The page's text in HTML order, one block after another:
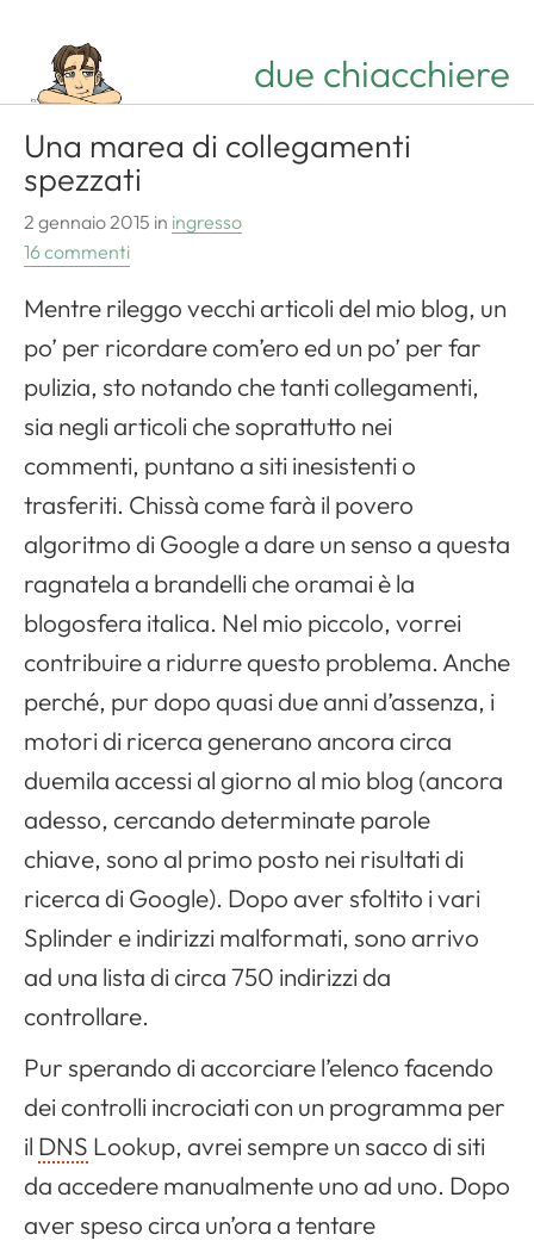
due chiacchiere
Una marea di collegamenti
spezzati
2 gennaio 2015 in ingresso
16 commenti
Mentre rileggo vecchi articoli del mio blog, un
po’ per ricordare com’ero ed un po’ per far
pulizia, sto notando che tanti collegamenti,
sia negli articoli che soprattutto nei
commenti, puntano a siti inesistenti o
trasferiti. Chissà come farà il povero
algoritmo di Google a dare un senso a questa
ragnatela a brandelli che oramai è la
blogosfera italica. Nel mio piccolo, vorrei
contribuire a ridurre questo problema. Anche
perché, pur dopo quasi due anni d’assenza, i
motori di ricerca generano ancora circa
duemila accessi al giorno al mio blog (ancora
adesso, cercando determinate parole
chiave, sono al primo posto nei risultati di
ricerca di Google). Dopo aver sfoltito i vari
Splinder e indirizzi malformati, sono arrivo
ad una lista di circa 750 indirizzi da
controllare.
Pur sperando di accorciare l’elenco facendo
dei controlli incrociati con un programma per
il DNS Lookup, avrei sempre un sacco di siti
da accedere manualmente uno ad uno. Dopo
aver speso circa un’ora a tentare